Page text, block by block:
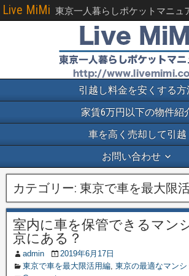
Live MiMi 東京一人暮らしポケットマニュ
引越し料金を安くする方
家賃6万円以下の物件紹
車を高く売却して引越
お問い合わせ
カテゴリー: 東京で車を最大限
室内に車を保管できるマン
京にある？
admin
2019年6月17日
東京で車を最大限活用編, 東京の最適なマンシ